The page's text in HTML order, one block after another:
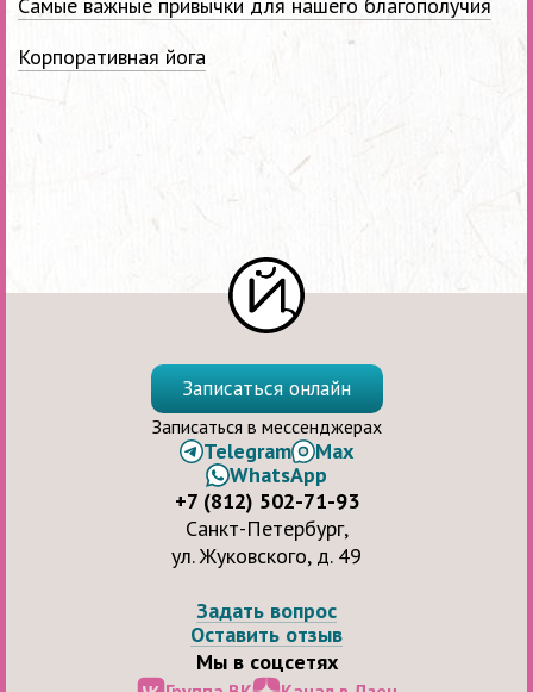
Самые важные привычки для нашего благополучия
Корпоративная йога
Задать вопрос
Оставить отзыв
Мы в соцсетях
Записаться онлайн
Записаться в мессенджерах
Telegram
Max
WhatsApp
+7 (812) 502-71-93
Санкт-Петербург,
ул. Жуковского, д. 49